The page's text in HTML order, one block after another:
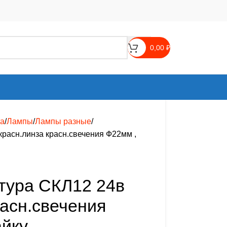
0,00 ₽
Лампы Лампы разные
красн.свечения Ф22мм ,
СКЛ12 24в